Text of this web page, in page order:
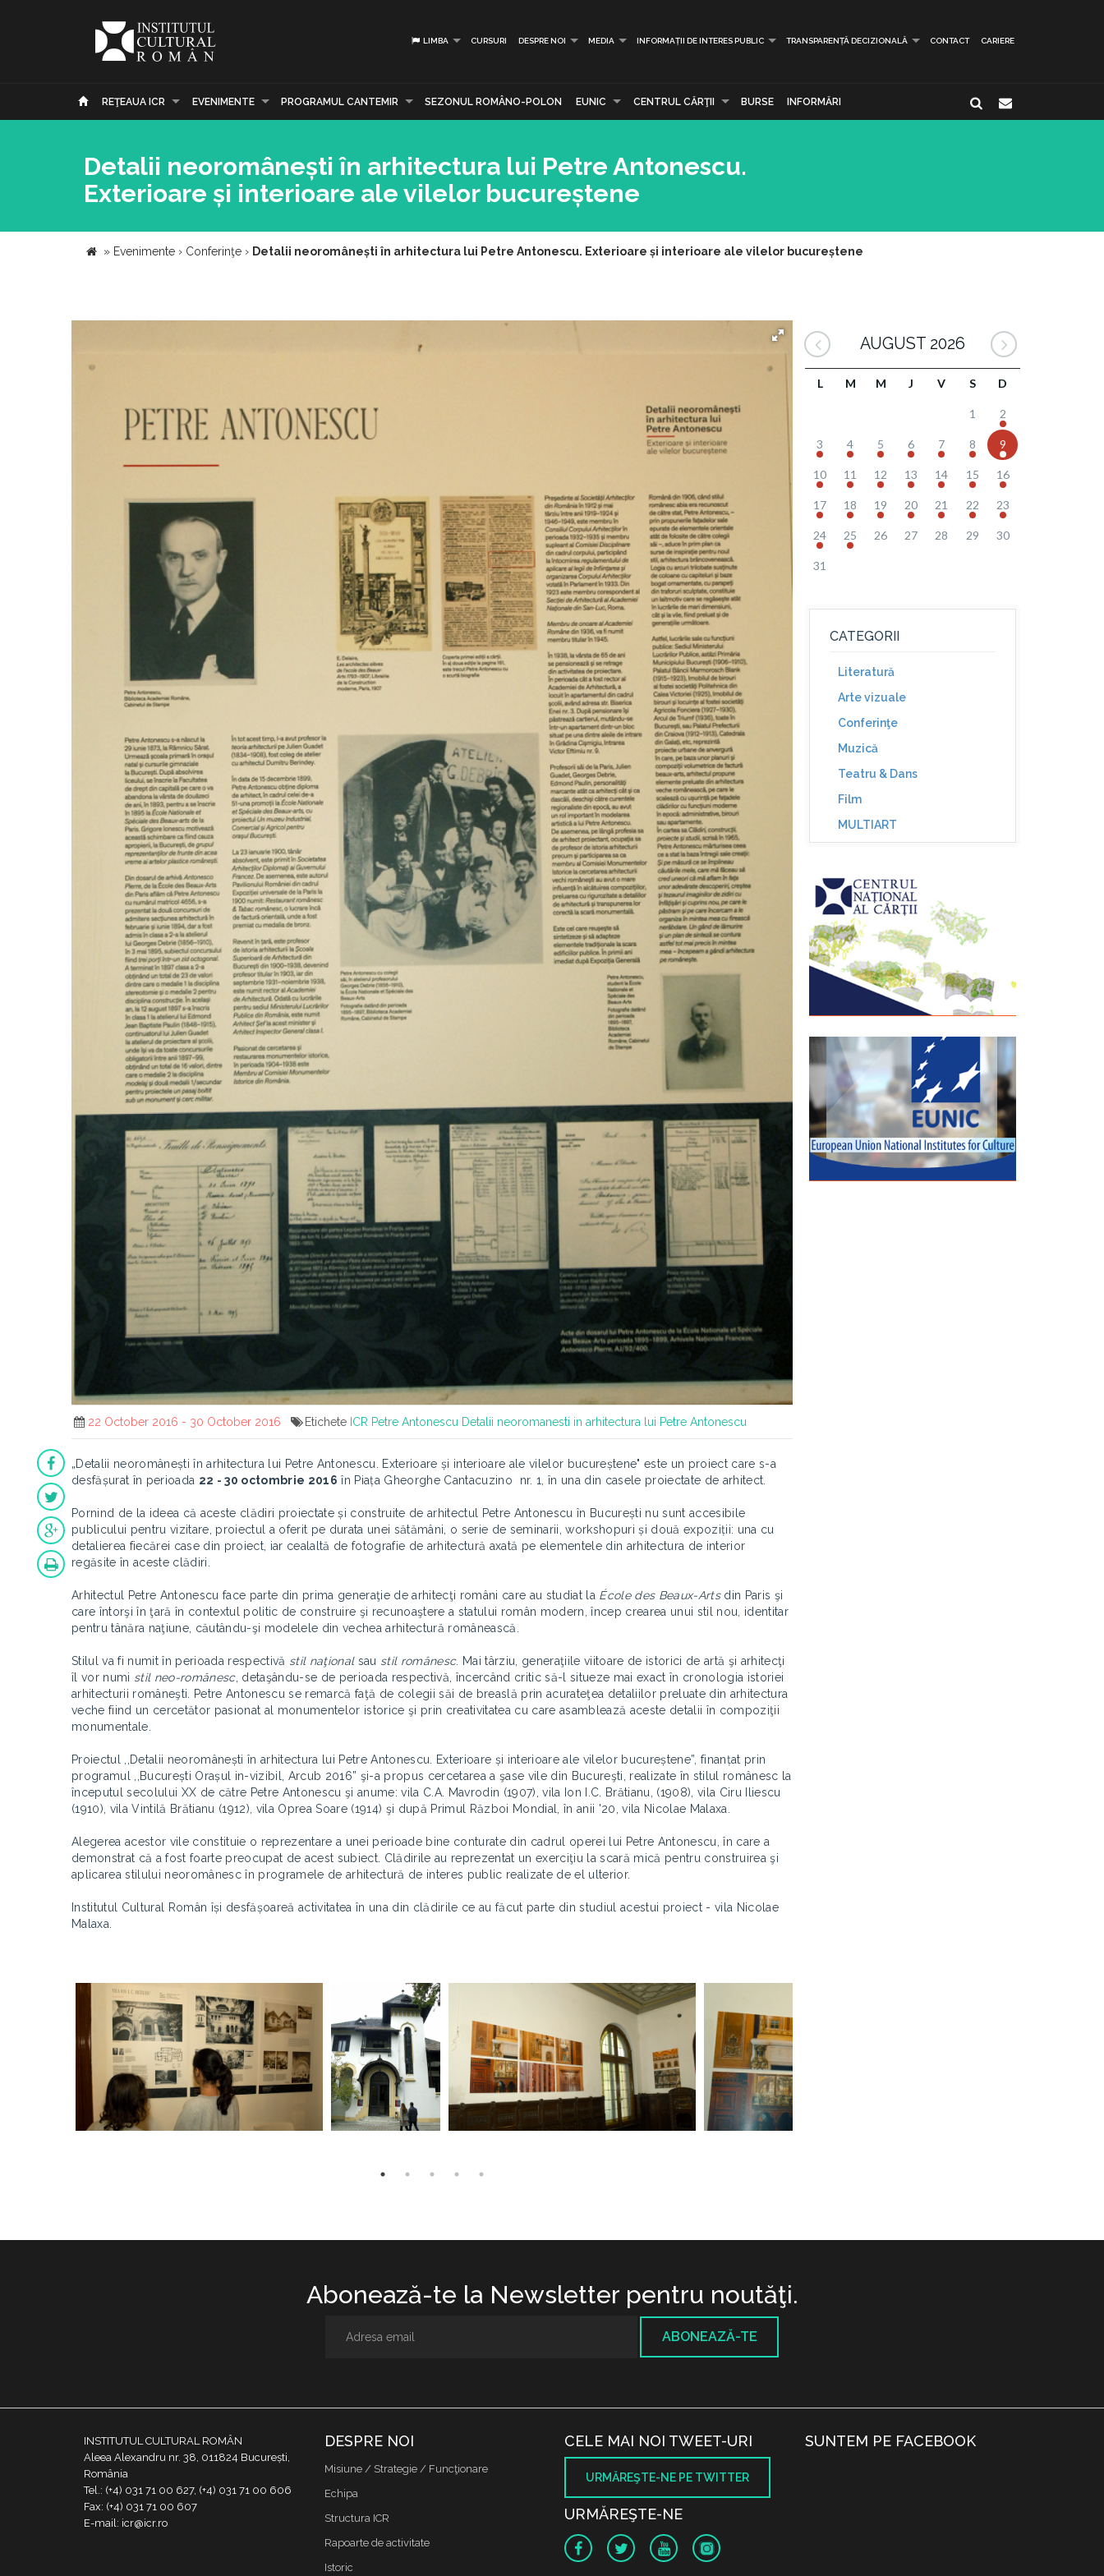
LIMBA CURSURI DESPRE NOI MEDIA INFORMAȚII DE INTERES PUBLIC TRANSPARENȚĂ DECIZIONALĂ CONTACT CARIERE
REŢEAUA ICR EVENIMENTE PROGRAMUL CANTEMIR SEZONUL ROMÂNO-POLON EUNIC CENTRUL CĂRŢII BURSE INFORMĂRI
Detalii neoromânești în arhitectura lui Petre Antonescu.
Exterioare și interioare ale vilelor bucureștene
» Evenimente › Conferinţe › Detalii neoromânești în arhitectura lui Petre Antonescu. Exterioare și interioare ale vilelor bucureștene
22 October 2016 - 30 October 2016 Etichete ICR Petre Antonescu Detalii neoromanesti in arhitectura lui Petre Antonescu
„Detalii neoromânești în arhitectura lui Petre Antonescu. ​Exterioare și interioare ale vilelor bucureștene" este un proiect care s-a
desfășurat în perioada 22 - 30 octombrie 2016 în Piața Gheorghe Cantacuzino nr. 1, în una din casele proiectate de arhitect.
Pornind de la ideea că aceste clădiri proiectate și construite de arhitectul Petre Antonescu în București nu sunt accesibile
publicului pentru vizitare, proiectul a oferit pe durata unei sătămâni, o serie de seminarii, workshopuri și două expoziții: una cu
detalierea fiecărei case din proiect, iar cealaltă de fotografie de arhitectură axată pe elementele din arhitectura de interior
regăsite în aceste clădiri.
Arhitectul Petre Antonescu face parte din prima generaţie de arhitecţi români care au studiat la École des Beaux-Arts din Paris şi
care întorşi în ţară în contextul politic de construire şi recunoaştere a statului român modern, încep crearea unui stil nou, identitar
pentru tânăra naţiune, căutându-şi modelele din vechea arhitectură românească.
Stilul va fi numit în perioada respectivă stil naţionalsau stil românesc. Mai târziu, generaţiile viitoare de istorici de artă şi arhitecţi
îl vor numi stil neo-românesc, detaşându-se de perioada respectivă, încercând critic să-l situeze mai exact în cronologia istoriei
arhitecturii româneşti. Petre Antonescu se remarcă faţă de colegii săi de breaslă prin acurateţea detaliilor preluate din arhitectura
veche fiind un cercetător pasionat al monumentelor istorice şi prin creativitatea cu care asamblează aceste detalii în compoziţii
monumentale.
Proiectul ,,Detalii neoromânești în arhitectura lui Petre Antonescu. Exterioare și interioare ale vilelor bucureștene”, finanțat prin
programul ,,București Orașul in-vizibil, Arcub 2016” şi-a propus cercetarea a şase vile din Bucureşti, realizate în stilul românesc la
începutul secolului XX de către Petre Antonescu şi anume: vila C.A. Mavrodin (1907), vila Ion I.C. Brătianu, (1908), vila Ciru Iliescu
(1910), vila Vintilă Brătianu (1912), vila Oprea Soare (1914) şi după Primul Război Mondial, în anii '20, vila Nicolae Malaxa.
Alegerea acestor vile constituie o reprezentare a unei perioade bine conturate din cadrul operei lui Petre Antonescu, în care a
demonstrat că a fost foarte preocupat de acest subiect. Clădirile au reprezentat un exerciţiu la scară mică pentru construirea şi
aplicarea stilului neoromânesc în programele de arhitectură de interes public realizate de el ulterior.
Institutul Cultural Român își desfășoareă activitatea în una din clădirile ce au făcut parte din studiul acestui proiect - vila Nicolae
Malaxa.
AUGUST 2026
L M M J V S D
1 2
3 4 5 6 7 8 9
10 11 12 13 14 15 16
17 18 19 20 21 22 23
24 25 26 27 28 29 30
31
CATEGORII
Literatură
Arte vizuale
Conferinţe
Muzică
Teatru & Dans
Film
MULTIART
Abonează-te la Newsletter pentru noutăţi.
ABONEAZĂ-TE
INSTITUTUL CULTURAL ROMÂN
Aleea Alexandru nr. 38, 011824 București,
România
Tel.: (+4) 031 71 00 627, (+4) 031 71 00 606
Fax: (+4) 031 71 00 607
E-mail: icr@icr.ro
DESPRE NOI
Misiune / Strategie / Funcţionare
Echipa
Structura ICR
Rapoarte de activitate
Istoric
CELE MAI NOI TWEET-URI
URMĂREŞTE-NE PE TWITTER
URMĂREŞTE-NE
SUNTEM PE FACEBOOK